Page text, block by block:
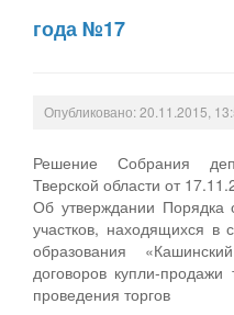
года №17
Опубликовано: 20.11.2015,
Решение Собрания
Тверской области от
Об утверждании Порядка
участков, находящихся в
образования
договоров купли-продажи
проведения торгов